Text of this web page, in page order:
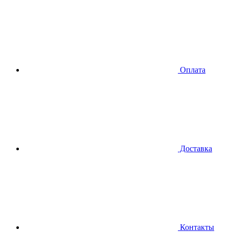
Оплата
Доставка
Контакты